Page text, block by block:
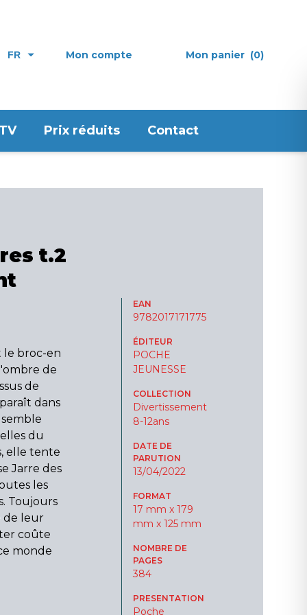
FR Mon compte Mon panier (0)
Prix réduits Contact
t.2
le broc-en
de
de
dans
du
elle tente
Jarre des
les
Toujours
de leur
coûte
monde
EAN
9782017171775
ÉDITEUR
POCHE
JEUNESSE
COLLECTION
Divertissement
8-12ans
DATE DE
PARUTION
13/04/2022
FORMAT
17 mm x 179
mm x 125 mm
NOMBRE DE
PAGES
384
PRESENTATION
Poche